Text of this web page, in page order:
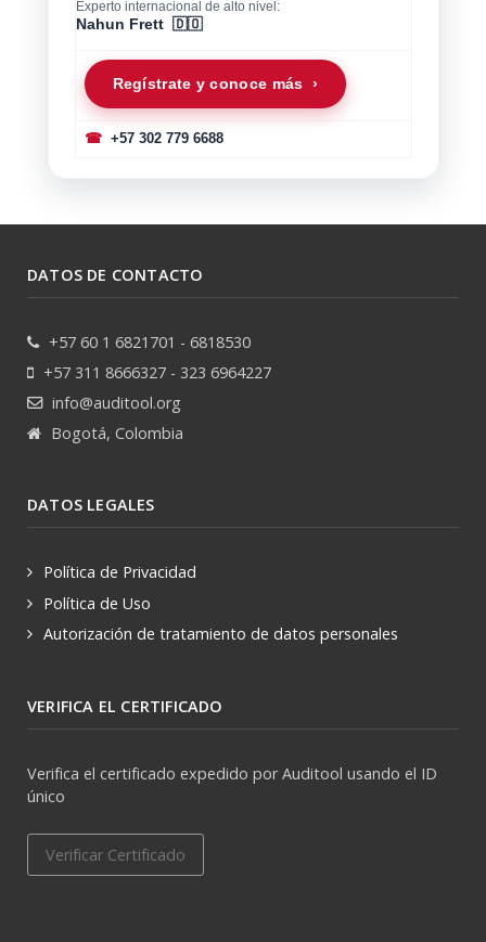
Experto internacional de alto nivel:
Nahun Frett 🇩🇴
Regístrate y conoce más ›
☎+57 302 779 6688
DATOS DE CONTACTO
+57 60 1 6821701 - 6818530
+57 311 8666327 - 323 6964227
info@auditool.org
Bogotá, Colombia
DATOS LEGALES
Política de Privacidad
Política de Uso
Autorización de tratamiento de datos personales
VERIFICA EL CERTIFICADO
Verifica el certificado expedido por Auditool usando el ID
único
Verificar Certificado